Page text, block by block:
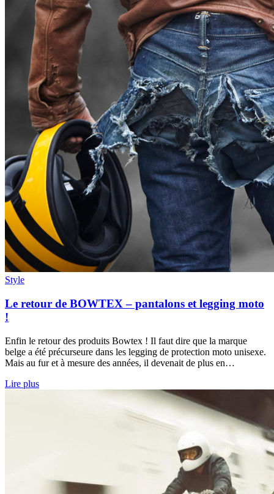
Style
Le retour de BOWTEX – pantalons et legging moto
!
Enfin le retour des produits Bowtex ! Il faut dire que la marque
belge a été précurseure dans les legging de protection moto unisexe.
Mais au fur et à mesure des années, il devenait de plus en…
Lire plus